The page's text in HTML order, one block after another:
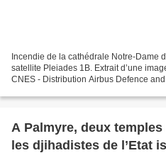
Incendie de la cathédrale Notre-Dame
satellite Pleiades 1B. Extrait d’une
CNES - Distribution Airbus Defence
A Palmyre, deux
les djihadistes de l’Etat